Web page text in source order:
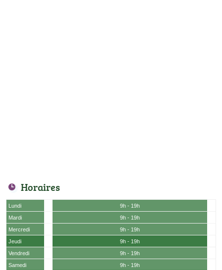
Horaires
Lundi
9h - 19h
Mardi
9h - 19h
Mercredi
9h - 19h
Jeudi
9h - 19h
Vendredi
9h - 19h
Samedi
9h - 19h